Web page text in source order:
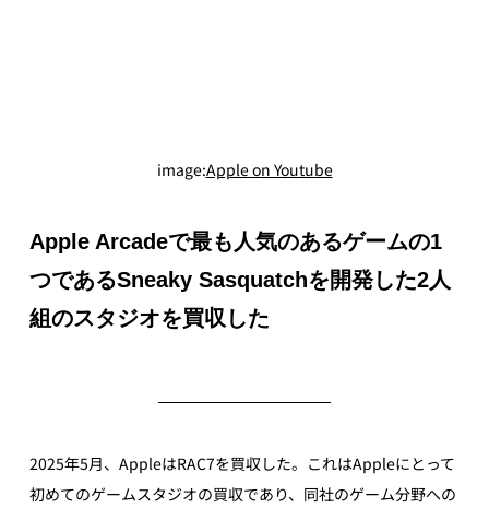
image:Apple on Youtube
Apple Arcadeで最も人気のあるゲームの1
つであるSneaky Sasquatchを開発した2人
組のスタジオを買収した
2025年5月、AppleはRAC7を買収した。これはAppleにとって
初めてのゲームスタジオの買収であり、同社のゲーム分野への